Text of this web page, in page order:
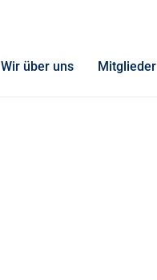
Wir über uns
Mitglieder